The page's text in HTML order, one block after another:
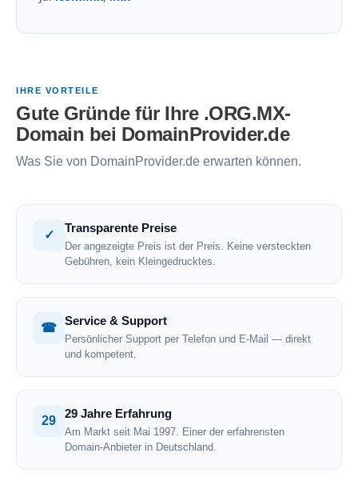
IHRE VORTEILE
Gute Gründe für Ihre .ORG.MX-
Domain bei DomainProvider.de
Was Sie von DomainProvider.de erwarten können.
✓
Transparente Preise
Der angezeigte Preis ist der Preis. Keine versteckten
Gebühren, kein Kleingedrucktes.
☎
Service & Support
Persönlicher Support per Telefon und E-Mail — direkt
und kompetent.
29
29 Jahre Erfahrung
Am Markt seit Mai 1997. Einer der erfahrensten
Domain-Anbieter in Deutschland.